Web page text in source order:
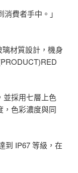
費者手中。」
材質設計，機身
並採用七層上色
，色彩濃度與同
到 IP67 等級，在